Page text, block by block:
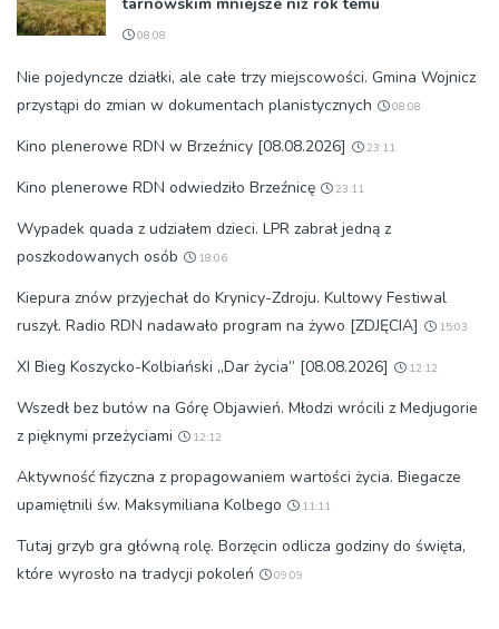
08:08
Nie pojedyncze działki, ale całe trzy miejscowości. Gmina Wojnicz
przystąpi do zmian w dokumentach planistycznych
08:08
Kino plenerowe RDN w Brzeźnicy [08.08.2026] 23:11
Kino plenerowe RDN odwiedziło Brzeźnicę 23:11
Wypadek quada z udziałem dzieci. LPR zabrał jedną z
poszkodowanych osób
18:06
Kiepura znów przyjechał do Krynicy-Zdroju. Kultowy Festiwal
ruszył. Radio RDN nadawało program na żywo [ZDJĘCIA]
15:03
XI Bieg Koszycko-Kolbiański „Dar życia” [08.08.2026] 12:12
Wszedł bez butów na Górę Objawień. Młodzi wrócili z Medjugorie
z pięknymi przeżyciami
12:12
Aktywność fizyczna z propagowaniem wartości życia. Biegacze
upamiętnili św. Maksymiliana Kolbego
11:11
Tutaj grzyb gra główną rolę. Borzęcin odlicza godziny do święta,
które wyrosło na tradycji pokoleń
09:09